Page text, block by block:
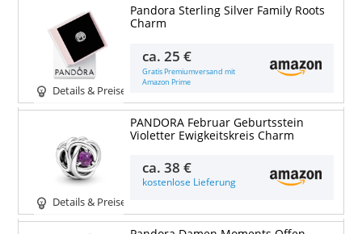
Details & Preise
Pandora Sterling Silver Family Roots
Charm
ca.25 €
Gratis Premiumversand mit
Amazon Prime
Details & Preise
PANDORA Februar Geburtsstein
Violetter Ewigkeitskreis Charm
ca.38 €
kostenlose Lieferung